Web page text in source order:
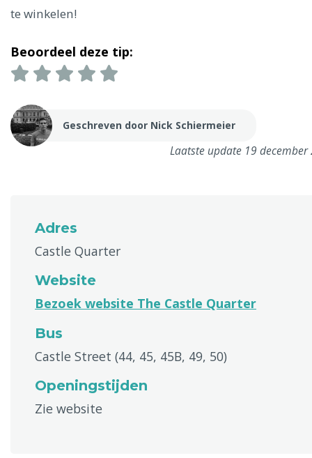
te winkelen!
Beoordeel deze tip:
Geschreven door Nick Schiermeier
Laatste update 19 december
Adres
Castle Quarter
Website
Bezoek website The Castle Quarter
Bus
Castle Street (44, 45, 45B, 49, 50)
Openingstijden
Zie website